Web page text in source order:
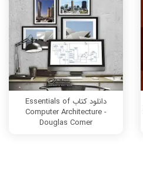
دانلود کتاب Essentials of
Computer Architecture -
Douglas Comer